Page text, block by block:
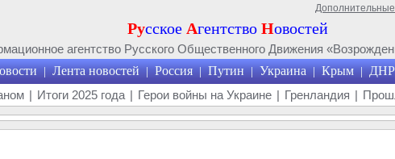
Русское Агентство Новостей
агентство Русского Общественного Движения
| Лента новостей | Россия | Путин | Украина | Крым | ДНР
| Итоги 2025 года | Герои войны на Украине | Гренландия |